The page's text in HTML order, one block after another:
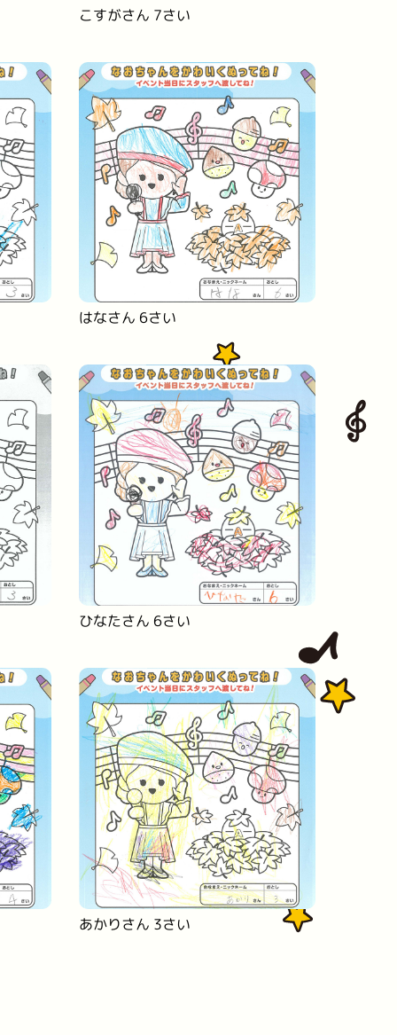
こすがさん 7さい
はなさん 6さい
ひなたさん 6さい
あかりさん 3さい